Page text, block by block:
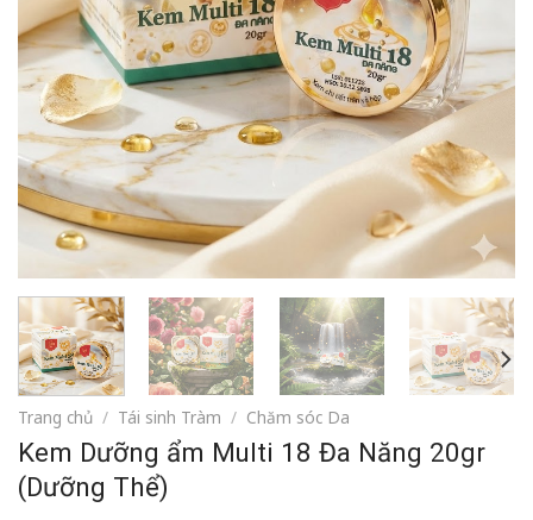
Trang chủ / Tái sinh Tràm / Chăm sóc Da
Kem Dưỡng ẩm Multi 18 Đa Năng 20gr
(Dưỡng Thể)